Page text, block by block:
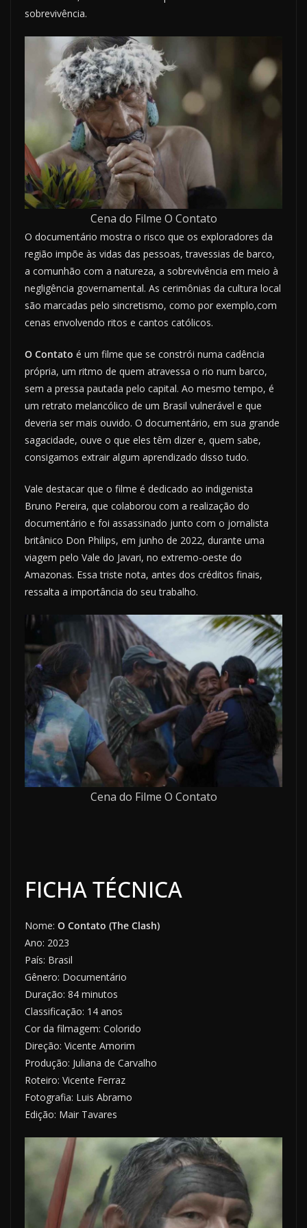
sobrevivência.
Cena do Filme O Contato
O documentário mostra o risco que os exploradores da
região impõe às vidas das pessoas, travessias de barco,
a comunhão com a natureza, a sobrevivência em meio à
negligência governamental. As cerimônias da cultura local
são marcadas pelo sincretismo, como por exemplo,com
cenas envolvendo ritos e cantos católicos.
O Contato é um filme que se constrói numa cadência
própria, um ritmo de quem atravessa o rio num barco,
sem a pressa pautada pelo capital. Ao mesmo tempo, é
um retrato melancólico de um Brasil vulnerável e que
deveria ser mais ouvido. O documentário, em sua grande
sagacidade, ouve o que eles têm dizer e, quem sabe,
consigamos extrair algum aprendizado disso tudo.
Vale destacar que o filme é dedicado ao indigenista
Bruno Pereira, que colaborou com a realização do
documentário e foi assassinado junto com o jornalista
britânico Don Philips, em junho de 2022, durante uma
viagem pelo Vale do Javari, no extremo-oeste do
Amazonas. Essa triste nota, antes dos créditos finais,
ressalta a importância do seu trabalho.
Cena do Filme O Contato
FICHA TÉCNICA
Nome: O Contato (The Clash)
Ano: 2023
País: Brasil
Gênero: Documentário
Duração: 84 minutos
Classificação: 14 anos
Cor da filmagem: Colorido
Direção: Vicente Amorim
Produção: Juliana de Carvalho
Roteiro: Vicente Ferraz
Fotografia: Luis Abramo
Edição: Mair Tavares